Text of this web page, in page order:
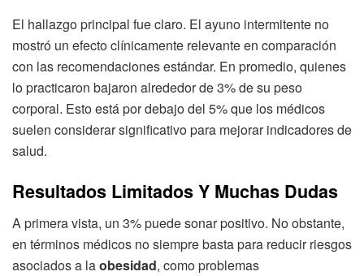
El hallazgo principal fue claro. El ayuno intermitente no
mostró un efecto clínicamente relevante en comparación
con las recomendaciones estándar. En promedio, quienes
lo practicaron bajaron alrededor de 3% de su peso
corporal. Esto está por debajo del 5% que los médicos
suelen considerar significativo para mejorar indicadores de
salud.
Resultados Limitados Y Muchas Dudas
A primera vista, un 3% puede sonar positivo. No obstante,
en términos médicos no siempre basta para reducir riesgos
asociados a laobesidad, como problemas